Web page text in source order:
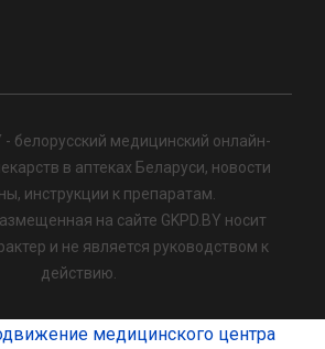
- белорусский медицинский онлайн-
в аптеках Беларуси, новости
инструкции к препаратам.
на сайте GKPD.BY носит
и не является руководством к
действию.
медицинского центра